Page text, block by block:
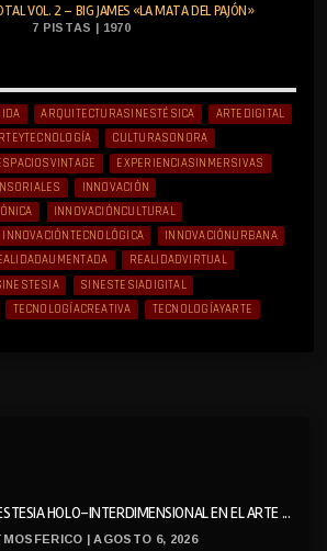
VOL. 2 – BIG JAMES «LA MATA DEL PAJÓN»
7 PISTAS | 1970
ARQUITECTURASINESTÉSICA
ARTEDIGITAL
CULTURASONORA
EXPERIENCIASINMERSIVAS
INNOVACIÓN
INNOVACIÓNCULTURAL
INNOVACIÓNTECNOLÓGICA
INNOVACIÓNURBANA
REALIDADVIRTUAL
SINESTESIADIGITAL
TECNOLOGÍACREATIVA TECNOLOGÍAYARTE
HOLO-INTERDIMENSIONAL EN EL ARTE ...
| AGOSTO 6, 2026